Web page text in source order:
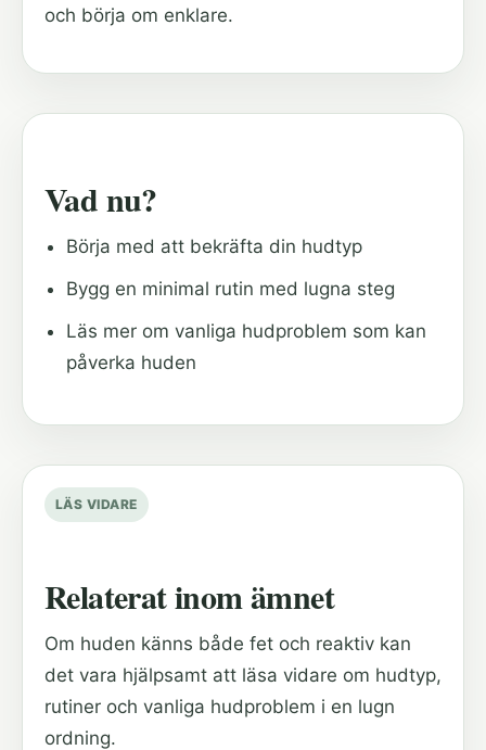
och börja om enklare.
Vad nu?
Börja med att bekräfta din hudtyp
Bygg en minimal rutin med lugna steg
Läs mer om vanliga hudproblem som kan
påverka huden
LÄS VIDARE
Relaterat inom ämnet
Om huden känns både fet och reaktiv kan
det vara hjälpsamt att läsa vidare om hudtyp,
rutiner och vanliga hudproblem i en lugn
ordning.